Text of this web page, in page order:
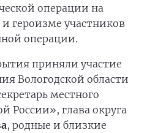
операции на
героизме участников
операции.
приняли участие
Вологодской области
местного
России», глава округа
, родные и близкие